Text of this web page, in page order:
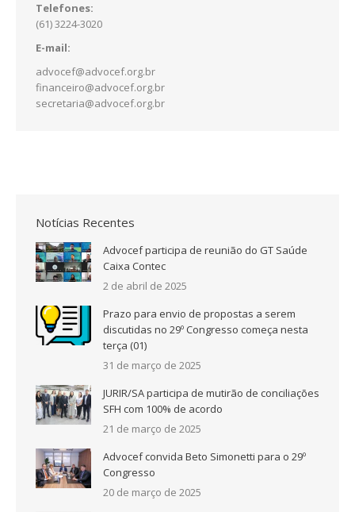
Telefones:
(61) 3224-3020
E-mail:
advocef@advocef.org.br
financeiro@advocef.org.br
secretaria@advocef.org.br
Notícias Recentes
Advocef participa de reunião do GT Saúde
Caixa Contec
2 de abril de 2025
Prazo para envio de propostas a serem
discutidas no 29º Congresso começa nesta
terça (01)
31 de março de 2025
JURIR/SA participa de mutirão de conciliações
SFH com 100% de acordo
21 de março de 2025
Advocef convida Beto Simonetti para o 29º
Congresso
20 de março de 2025